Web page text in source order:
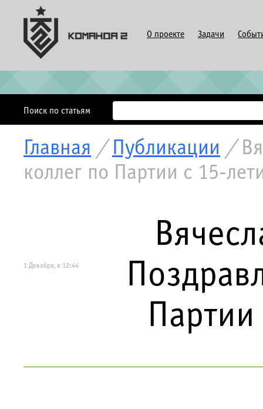
О проекте Задачи
Поиск по статьям
Главная / Публикации /
коллег по Партии с 15-
1 Декабря, в 12:44